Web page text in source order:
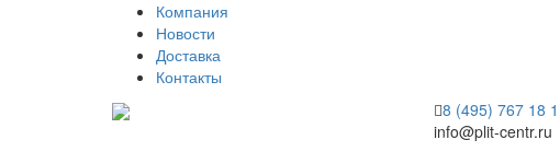
Компания
Новости
Доставка
Контакты
8 (495) 767 18
info@plit-centr.ru